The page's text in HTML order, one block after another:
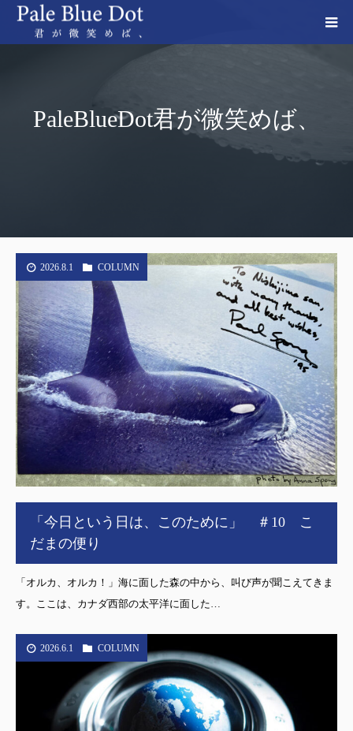
PaleBlueDot君が微笑めば、
2026.8.1 COLUMN
「今日という日は、このために」 ＃10 こ
だまの便り
「オルカ、オルカ！」海に面した森の中から、叫び声が聞こえてきま
す。ここは、カナダ西部の太平洋に面した…
2026.6.1 COLUMN